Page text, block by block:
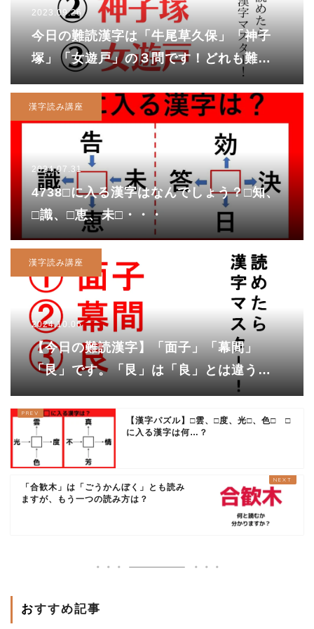
2023.09.26
今日の難読漢字は「牛尾草久保」「神子
塚」「女遊戸」の３問です！どれも難読
地名・・・あなたは何問読めますか？
漢字読み講座
2024.07.31
4738□に入る漢字はなんでしょう？□知、
□識、□恵、未□・・・
漢字読み講座
2024.10.06
【今日の難読漢字】「面子」「幕間」
「艮」です。「艮」は「良」とは違う
の！？
【漢字パズル】□雲、□度、光□、色□ □
に入る漢字は何…？
「合歓木」は「ごうかんぼく」とも読み
ますが、もう一つの読み方は？
おすすめ記事